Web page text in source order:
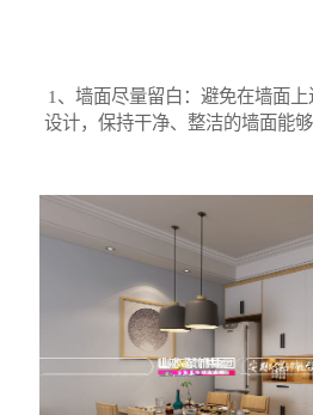
1、墙面尽量留白：避免在墙面
设计，保持干净、整洁的墙面能